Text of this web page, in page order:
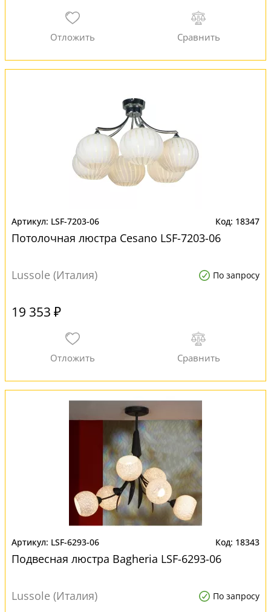
LSF-7203-06 18347
Потолочная люстра Cesano LSF-7203-06
Lussole (Италия) По запросу
19 353 ₽
LSF-6293-06 18343
Подвесная люстра Bagheria LSF-6293-06
Lussole (Италия) По запросу